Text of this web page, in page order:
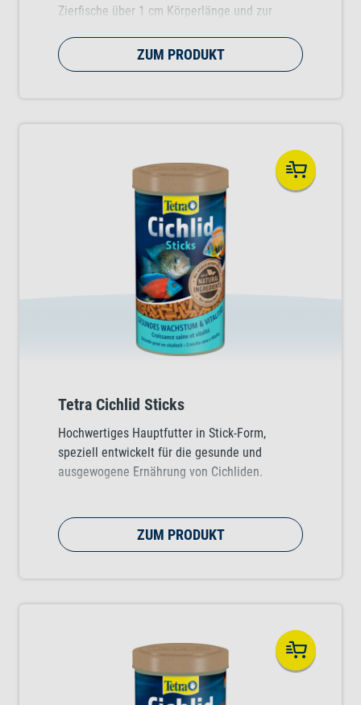
Zierfische über 1 cm Körperlänge und zur
der Aufzuchtphase.ZUM PRODUKT
Tetra Cichlid Sticks
Hochwertiges Hauptfutter in Stick-Form,
speziell entwickelt für die gesunde und
ausgewogene Ernährung von Cichliden.
ZUM PRODUKT